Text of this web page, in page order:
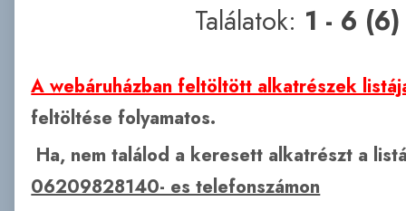
Találatok: 1 - 6 (6)
A webáruházban feltöltött alkatrészek
feltöltése folyamatos.
Ha, nem találod a keresett alkatrészt a
06209828140- es telefonszámon